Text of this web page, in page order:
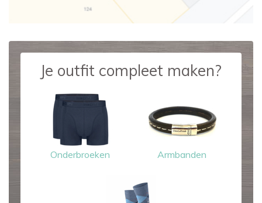
Je outfit compleet maken?
Onderbroeken Armbanden